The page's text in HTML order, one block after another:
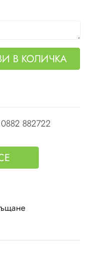
В КОЛИЧКА
882722